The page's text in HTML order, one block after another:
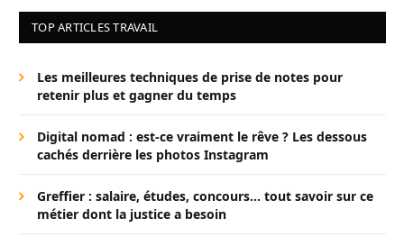
TOP ARTICLES TRAVAIL
Les meilleures techniques de prise de notes pour
retenir plus et gagner du temps
Digital nomad : est-ce vraiment le rêve ? Les dessous
cachés derrière les photos Instagram
Greffier : salaire, études, concours… tout savoir sur ce
métier dont la justice a besoin